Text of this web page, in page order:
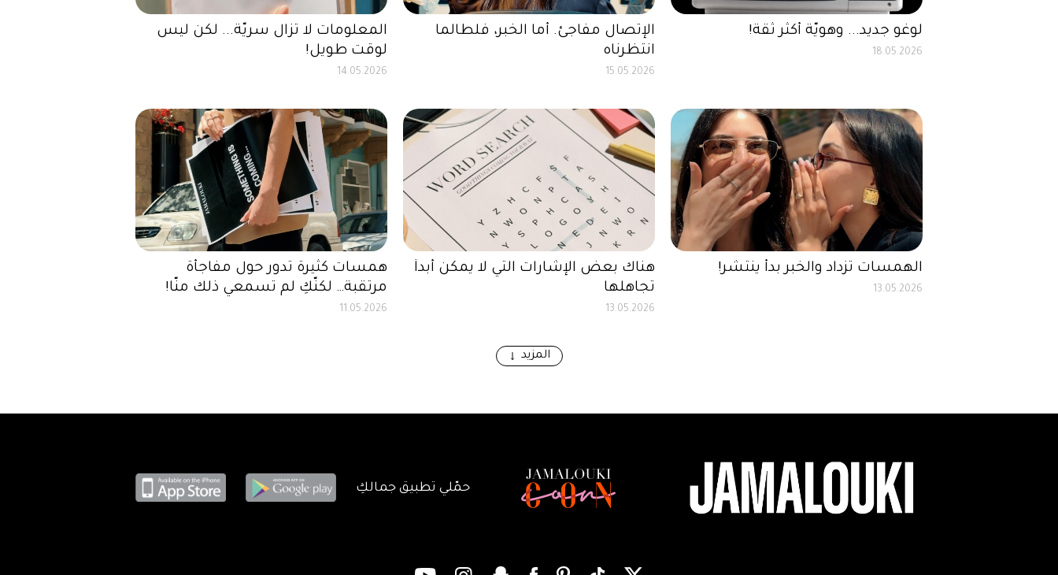
لوغو جديد... وهويّة أكثر ثقة!
18.05.2026
الإتصال مفاجئ. أما الخبر، فلطالما
انتظرناه
15.05.2026
المعلومات لا تزال سريّة... لكن ليس
لوقت طويل!
14.05.2026
الهمسات تزداد والخبر بدأ ينتشر!
13.05.2026
هناك بعض الإشارات التي لا يمكن أبداً
تجاهلها
13.05.2026
همسات كثيرة تدور حول مفاجأة
مرتقبة… لكنّكِ لم تسمعي ذلك منّا!
11.05.2026
المزيد
حمّلي تطبيق جمالكِ